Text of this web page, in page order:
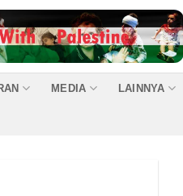
MEDIA LAINNYA